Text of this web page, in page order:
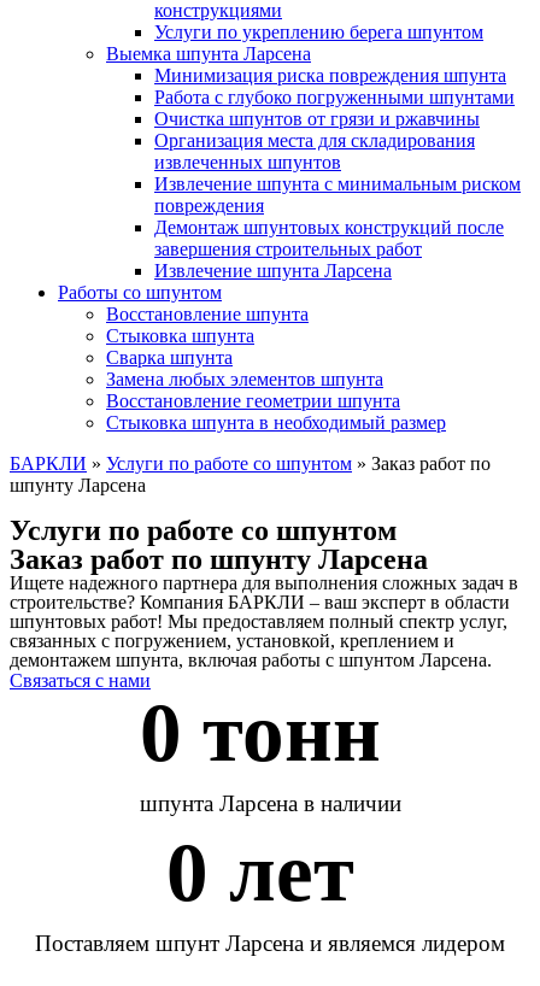
конструкциями
Услуги по укреплению берега шпунтом
Выемка шпунта Ларсена
Минимизация риска повреждения шпунта
Работа с глубоко погруженными шпунтами
Очистка шпунтов от грязи и ржавчины
Организация места для складирования
извлеченных шпунтов
Извлечение шпунта с минимальным риском
повреждения
Демонтаж шпунтовых конструкций после
завершения строительных работ
Извлечение шпунта Ларсена
Работы со шпунтом
Восстановление шпунта
Стыковка шпунта
Сварка шпунта
Замена любых элементов шпунта
Восстановление геометрии шпунта
Стыковка шпунта в необходимый размер
БАРКЛИ » Услуги по работе со шпунтом » Заказ работ по
шпунту Ларсена
Услуги по работе со шпунтом
Заказ работ по шпунту Ларсена
Ищете надежного партнера для выполнения сложных задач в
строительстве? Компания БАРКЛИ – ваш эксперт в области
шпунтовых работ! Мы предоставляем полный спектр услуг,
связанных с погружением, установкой, креплением и
демонтажем шпунта, включая работы с шпунтом Ларсена.
Связаться с нами
0 тонн
шпунта Ларсена в наличии
0 лет
Поставляем шпунт Ларсена и являемся лидером